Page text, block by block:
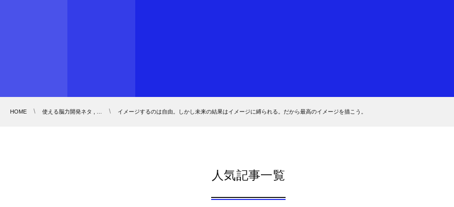
HOME 使える脳力開発ネタ , … イメージするのは自由。しかし未来の結果はイメージに縛られる。だから最高のイメージを描こう。
人気記事一覧